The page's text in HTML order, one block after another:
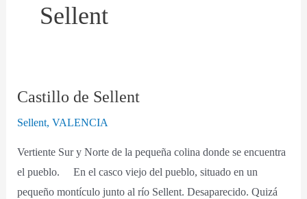
Sellent
Castillo de Sellent
Sellent,VALENCIA
Vertiente Sur y Norte de la pequeña colina donde se encuentra
el pueblo. En el casco viejo del pueblo, situado en un
pequeño montículo junto al río Sellent. Desaparecido. Quizá
Castillo